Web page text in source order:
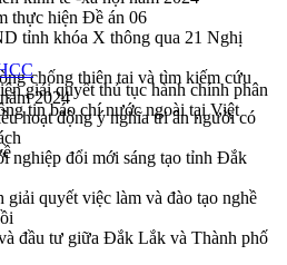
thực hiện Đề án 06
tỉnh khóa X thông qua 21 Nghị
chống thiên tai và tìm kiếm cứu
2024
hoạt động ý nghĩa tri ân người có
nghiệp đổi mới sáng tạo tỉnh Đắk
giải quyết việc làm và đào tạo nghề
đầu tư giữa Đắk Lắk và Thành phố
giải quyết thủ tục hành chính phân
tin báo chí nước ngoài tại Việt